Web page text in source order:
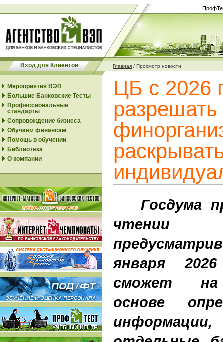
Вход для Клиентов Главная / Просмотр новости
Мероприятия ВЭП
Большие Банковские Тесты
Профессиональные
стандарты
Сопровождение бизнеса
Обучаем финансам
Помощь в обучении
Библиотека
О компании
ЦБ с 2026
разрешать
Госдума
января
сможет на
основе